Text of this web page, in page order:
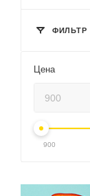
ФИЛЬТР
Цена
900